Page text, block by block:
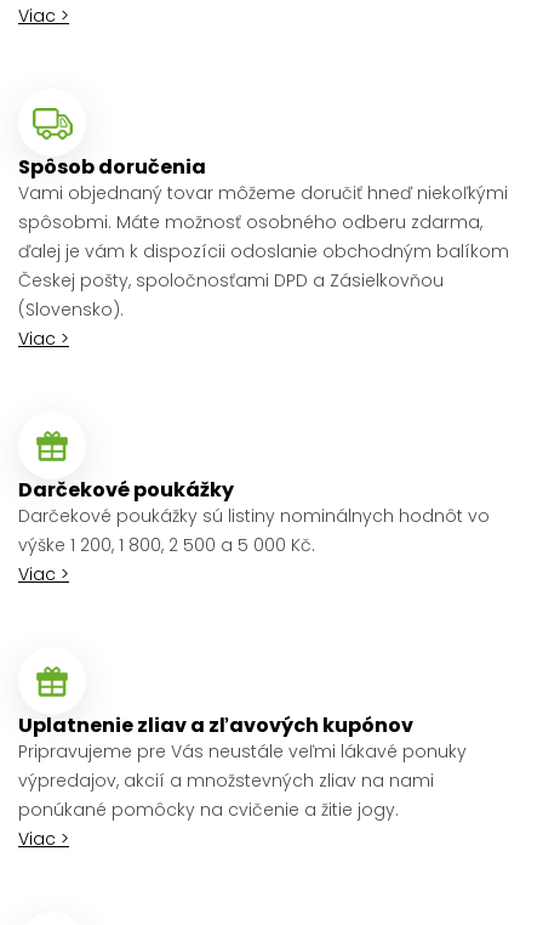
Viac >
Spôsob doručenia
Vami objednaný tovar môžeme doručiť hneď niekoľkými
spôsobmi. Máte možnosť osobného odberu zdarma,
ďalej je vám k dispozícii odoslanie obchodným balíkom
Českej pošty, spoločnosťami DPD a Zásielkovňou
(Slovensko).
Viac >
Darčekové poukážky
Darčekové poukážky sú listiny nominálnych hodnôt vo
výške 1 200, 1 800, 2 500 a 5 000 Kč.
Viac >
Uplatnenie zliav a zľavových kupónov
Pripravujeme pre Vás neustále veľmi lákavé ponuky
výpredajov, akcií a množstevných zliav na nami
ponúkané pomôcky na cvičenie a žitie jogy.
Viac >